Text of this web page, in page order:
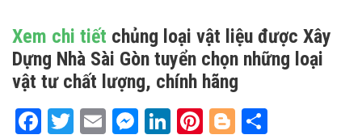
Xem chi tiết chủng loại vật liệu được Xây
Dựng Nhà Sài Gòn tuyển chọn những loại
vật tư chất lượng, chính hãng
Facebook
TwitterEmailMessenger
LinkedIn
Pinterest
Blogger